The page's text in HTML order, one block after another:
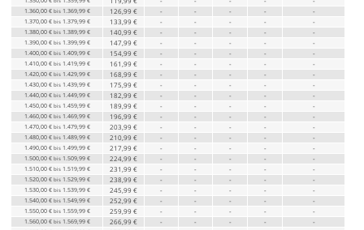
1.360,00 € bis 1.369,99 € 126,99 € - - - - -
1.370,00 € bis 1.379,99 € 133,99 € - - - - -
1.380,00 € bis 1.389,99 € 140,99 € - - - - -
1.390,00 € bis 1.399,99 € 147,99 € - - - - -
1.400,00 € bis 1.409,99 € 154,99 € - - - - -
1.410,00 € bis 1.419,99 € 161,99 € - - - - -
1.420,00 € bis 1.429,99 € 168,99 € - - - - -
1.430,00 € bis 1.439,99 € 175,99 € - - - - -
1.440,00 € bis 1.449,99 € 182,99 € - - - - -
1.450,00 € bis 1.459,99 € 189,99 € - - - - -
1.460,00 € bis 1.469,99 € 196,99 € - - - - -
1.470,00 € bis 1.479,99 € 203,99 € - - - - -
1.480,00 € bis 1.489,99 € 210,99 € - - - - -
1.490,00 € bis 1.499,99 € 217,99 € - - - - -
1.500,00 € bis 1.509,99 € 224,99 € - - - - -
1.510,00 € bis 1.519,99 € 231,99 € - - - - -
1.520,00 € bis 1.529,99 € 238,99 € - - - - -
1.530,00 € bis 1.539,99 € 245,99 € - - - - -
1.540,00 € bis 1.549,99 € 252,99 € - - - - -
1.550,00 € bis 1.559,99 € 259,99 € - - - - -
1.560,00 € bis 1.569,99 € 266,99 € - - - - -